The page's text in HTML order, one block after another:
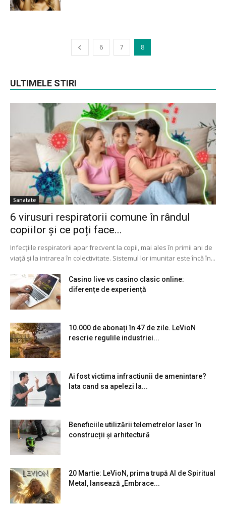
6 7 8
ULTIMELE STIRI
Sanatate
6 virusuri respiratorii comune în rândul
copiilor și ce poți face...
Infecțiile respiratorii apar frecvent la copii, mai ales în primii ani de
viață și la intrarea în colectivitate. Sistemul lor imunitar este încă în...
Casino live vs casino clasic online:
diferențe de experiență
10.000 de abonați în 47 de zile. LeVioN
rescrie regulile industriei...
Ai fost victima infractiunii de amenintare?
Iata cand sa apelezi la...
Beneficiile utilizării telemetrelor laser în
construcții și arhitectură
20 Martie: LeVioN, prima trupă AI de Spiritual
Metal, lansează „Embrace...